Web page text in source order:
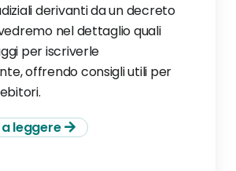
derivanti da un decreto
nel dettaglio quali
per iscriverle
offrendo consigli utili per
leggere